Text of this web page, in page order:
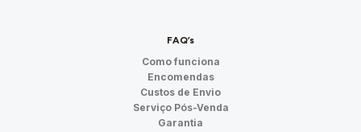
FAQ’s
Como funciona
Encomendas
Custos de Envio
Serviço Pós-Venda
Garantia